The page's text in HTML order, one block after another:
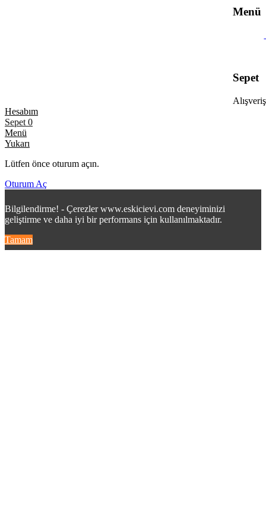
Menü
Sepet
Hesabım
Sepet 0
Menü
Yukarı
Lütfen önce oturum açın.
Oturum Aç
Bilgilendirme! - Çerezler www.eskicievi.com deneyiminizi
geliştirme ve daha iyi bir performans için kullanılmaktadır.
Tamam